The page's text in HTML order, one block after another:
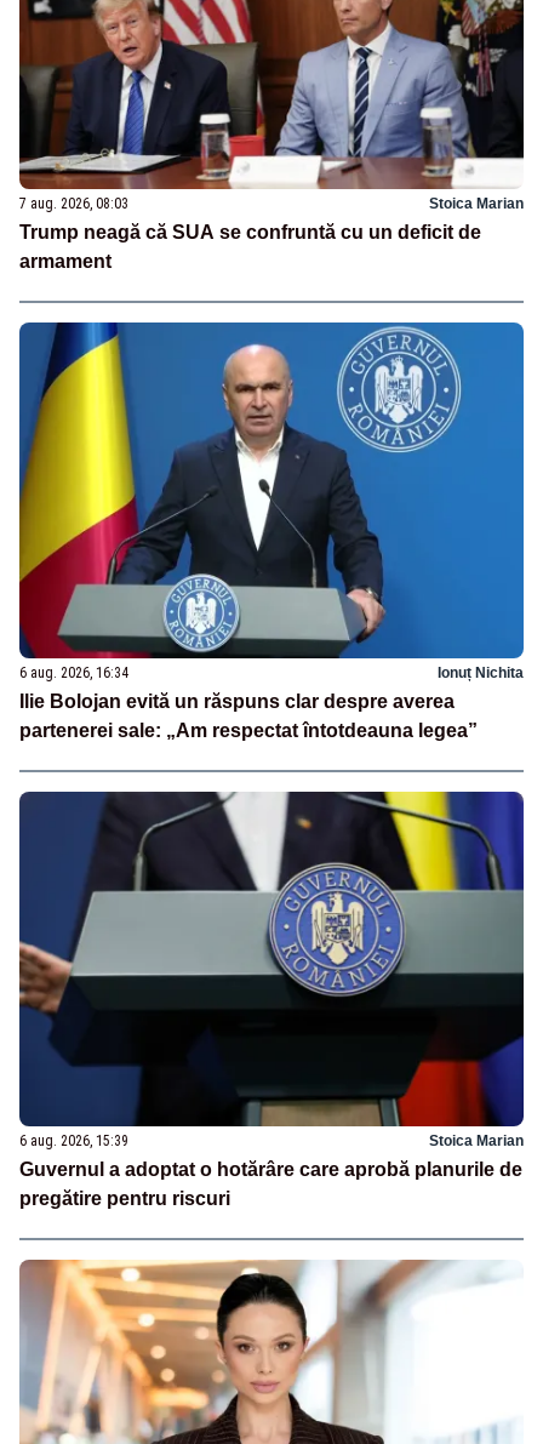
7 aug. 2026, 08:03 Stoica Marian
Trump neagă că SUA se confruntă cu un deficit de
armament
6 aug. 2026, 16:34 Ionuț Nichita
Ilie Bolojan evită un răspuns clar despre averea
partenerei sale: „Am respectat întotdeauna legea”
6 aug. 2026, 15:39 Stoica Marian
Guvernul a adoptat o hotărâre care aprobă planurile de
pregătire pentru riscuri